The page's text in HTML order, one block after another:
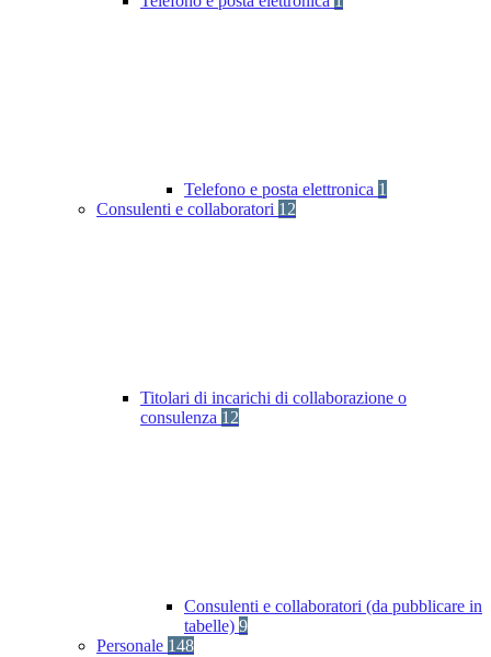
Telefono e posta elettronica 1
Consulenti e collaboratori 12
Titolari di incarichi di collaborazione o
consulenza 12
Consulenti e collaboratori (da pubblicare in
tabelle) 9
Personale 148